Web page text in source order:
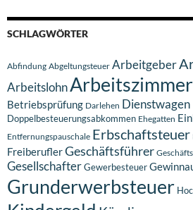
SCHLAGWÖRTER
Abfindung Abgeltungsteuer Arbeitgeber
ArbeitslohnArbeitszimmer
Betriebsprüfung Darlehen Dienstwagen
Doppelbesteuerungsabkommen Ehegatten
Entfernungspauschale Erbschaftsteuer
FreiberuflerGeschäftsführer
GesellschafterGewerbesteuer
Grunderwerbsteuer